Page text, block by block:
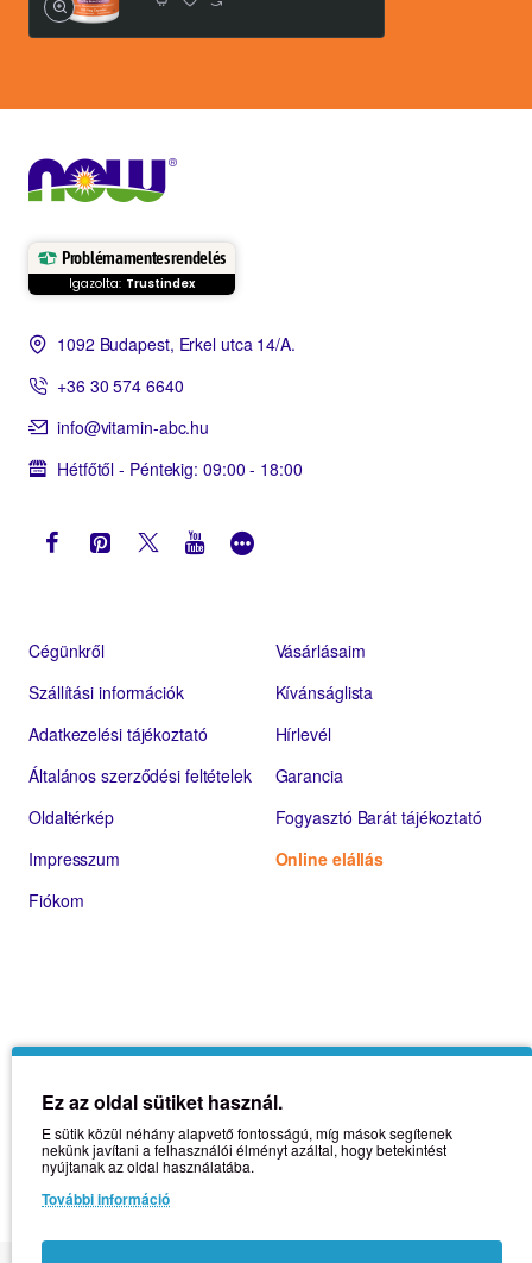
Problémamentes rendelés
Igazolta: Trustindex
1092 Budapest, Erkel utca 14/A.
+36 30 574 6640
info@vitamin-abc.hu
Hétfőtől - Péntekig: 09:00 - 18:00
Cégünkről
Szállítási információk
Adatkezelési tájékoztató
Általános szerződési feltételek
Oldaltérkép
Impresszum
Fiókom
Vásárlásaim
Kívánságlista
Hírlevél
Garancia
Fogyasztó Barát tájékoztató
Online elállás
Ez az oldal sütiket használ.
E sütik közül néhány alapvető fontosságú, míg mások segítenek
nekünk javítani a felhasználói élményt azáltal, hogy betekintést
nyújtanak az oldal használatába.
További információ